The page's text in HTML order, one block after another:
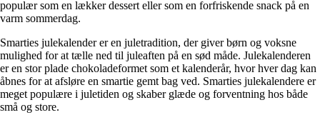
populær som en lækker dessert eller som en forfriskende snack på en
varm sommerdag.
Smarties julekalender er en juletradition, der giver børn og voksne
mulighed for at tælle ned til juleaften på en sød måde. Julekalenderen
er en stor plade chokoladeformet som et kalenderår, hvor hver dag kan
åbnes for at afsløre en smartie gemt bag ved. Smarties julekalendere er
meget populære i juletiden og skaber glæde og forventning hos både
små og store.